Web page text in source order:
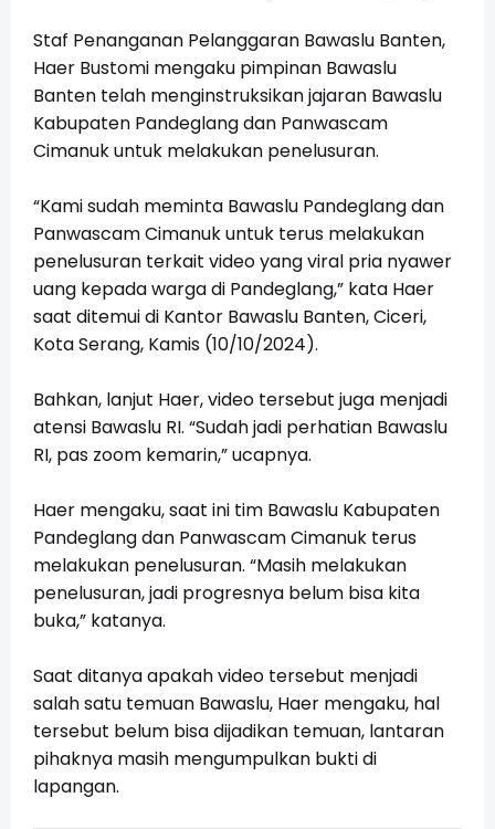
Staf Penanganan Pelanggaran Bawaslu Banten,
Haer Bustomi mengaku pimpinan Bawaslu
Banten telah menginstruksikan jajaran Bawaslu
Kabupaten Pandeglang dan Panwascam
Cimanuk untuk melakukan penelusuran.
“Kami sudah meminta Bawaslu Pandeglang dan
Panwascam Cimanuk untuk terus melakukan
penelusuran terkait video yang viral pria nyawer
uang kepada warga di Pandeglang,” kata Haer
saat ditemui di Kantor Bawaslu Banten, Ciceri,
Kota Serang, Kamis (10/10/2024).
Bahkan, lanjut Haer, video tersebut juga menjadi
atensi Bawaslu RI. “Sudah jadi perhatian Bawaslu
RI, pas zoom kemarin,” ucapnya.
Haer mengaku, saat ini tim Bawaslu Kabupaten
Pandeglang dan Panwascam Cimanuk terus
melakukan penelusuran. “Masih melakukan
penelusuran, jadi progresnya belum bisa kita
buka,” katanya.
Saat ditanya apakah video tersebut menjadi
salah satu temuan Bawaslu, Haer mengaku, hal
tersebut belum bisa dijadikan temuan, lantaran
pihaknya masih mengumpulkan bukti di
lapangan.